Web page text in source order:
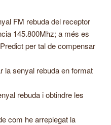
FM rebuda del receptor
145.800Mhz; a més es
per tal de compensar
la senyal rebuda en format
rebuda i obtindre les
com he arreplegat la